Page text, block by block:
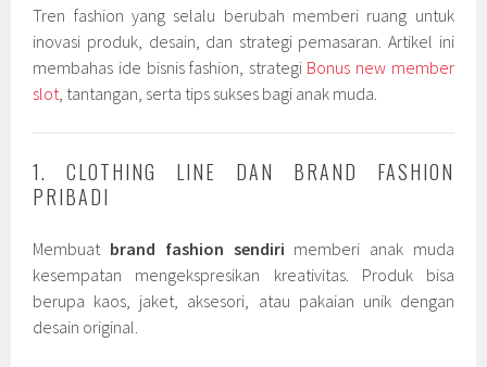
Tren fashion yang selalu berubah memberi ruang untuk
inovasi produk, desain, dan strategi pemasaran. Artikel ini
membahas ide bisnis fashion, strategi Bonus new member
slot, tantangan, serta tips sukses bagi anak muda.
1. CLOTHING LINE DAN BRAND FASHION
PRIBADI
Membuat brand fashion sendiri memberi anak muda
kesempatan mengekspresikan kreativitas. Produk bisa
berupa kaos, jaket, aksesori, atau pakaian unik dengan
desain original.